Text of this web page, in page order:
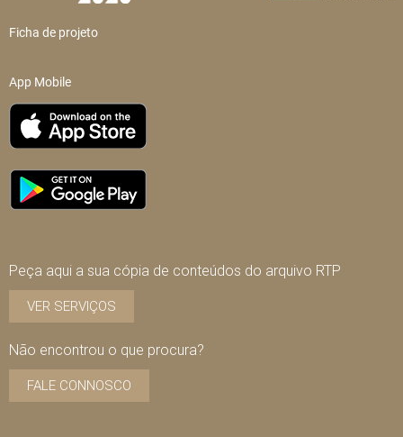
Ficha de projeto
App Mobile
Peça aqui a sua cópia de conteúdos do arquivo RTP
VER SERVIÇOS
Não encontrou o que procura?
FALE CONNOSCO